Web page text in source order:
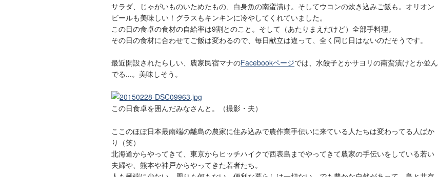
サラダ、じゃがいものいためたもの、白身魚の南蛮漬け。そしてウコンの炊き込みご飯も。オリオン
ビールも美味しい！グラスもキンキンに冷やしてくれていました。
この日の食卓の食材の自給率は9割とのこと。そして（あたりまえだけど）全部手料理。
その日の食材に合わせてご飯は変わるので、毎日献立は違って、全く同じ日はないのだそうです。
最近開設されたらしい、農家民宿マナのFacebookページでは、水餃子とかサヨリの南蛮漬けとか並ん
でる...。美味しそう。
この日食卓を囲んだみなさんと。（撮影・夫）
ここのほぼ日本最南端の離島の農家に住み込みで農作業手伝いに来ている人たちは変わってる人ばか
り（笑）
北海道からやってきて、東京からヒッチハイクで西表島までやってきて農家の手伝いをしている若い
夫婦や、熊本や神戸からやってきた若者たち。